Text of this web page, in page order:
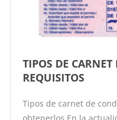
TIPOS DE
REQUISITOS
Tipos de carnet de
obtenerlos En la